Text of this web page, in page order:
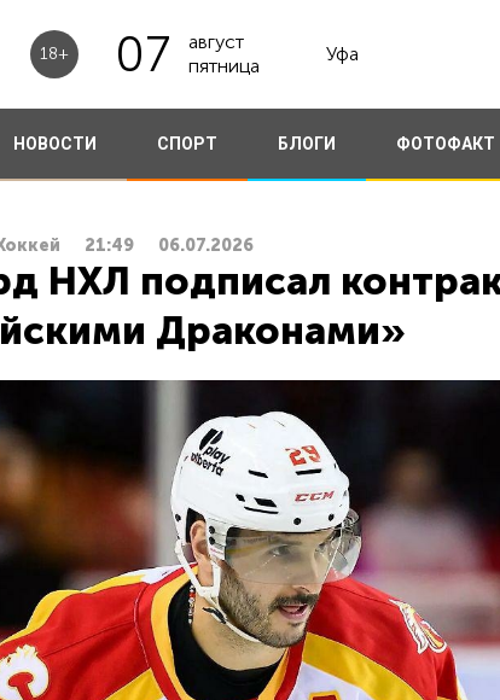
18+ 07
август
пятница
Уфа
НОВОСТИ СПОРТ БЛОГИ ФОТОФАКТ
21:49 06.07.2026
НХЛ подписал
Драконами»